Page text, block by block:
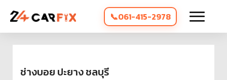
061-415-2978
ช่างบอย ปะยาง ชลบุรี